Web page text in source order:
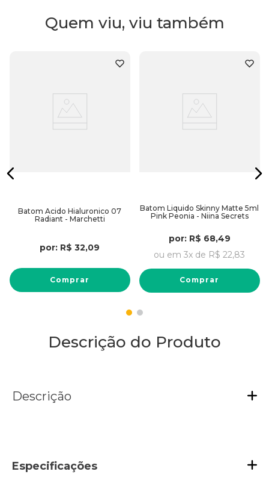
Quem viu, viu também
Batom Acido Hialuronico 07
Radiant - Marchetti
por: R$ 32,09
Comprar
Batom Liquido Skinny Matte 5ml
Pink Peonia - Niina Secrets
por: R$ 68,49
ou em 3x de R$ 22,83
Comprar
Descrição do Produto
Descrição
Especificações